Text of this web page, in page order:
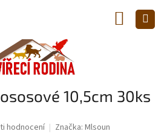
KOŠÍK
10,5cm 30ks
hodnocení Značka: Mlsoun